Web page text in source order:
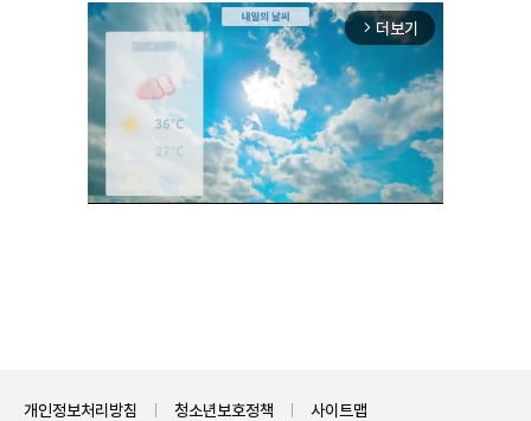
arrow_forward_ios 더보기
개인정보처리방침 청소년보호정책 사이트맵